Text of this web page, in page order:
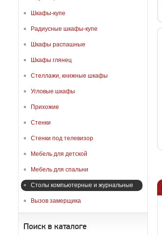
Шкафы-купе
Радиусные шкафы-купе
Шкафы распашные
Шкафы глянец
Стеллажи, книжные шкафы
Угловые шкафы
Прихожие
Стенки
Стенки под телевизор
Мебель для детской
Мебель для спальни
Столы компьютерные и журнальные
Вызов замерщика
Поиск в каталоге